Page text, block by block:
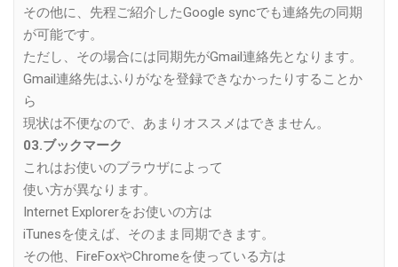
その他に、先程ご紹介したGoogle syncでも連絡先の同期
が可能です。
ただし、その場合には同期先がGmail連絡先となります。
Gmail連絡先はふりがなを登録できなかったりすることか
ら
現状は不便なので、あまりオススメはできません。
03.ブックマーク
これはお使いのブラウザによって
使い方が異なります。
Internet Explorerをお使いの方は
iTunesを使えば、そのまま同期できます。
その他、FireFoxやChromeを使っている方は